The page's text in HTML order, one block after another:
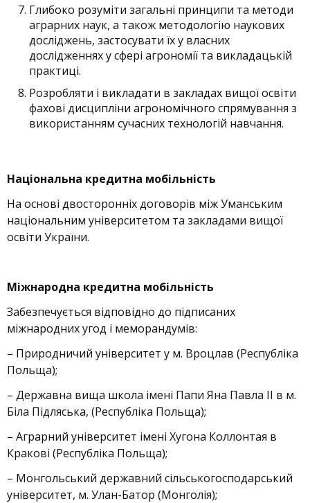
Глибоко розуміти загальні принципи та методи
аграрних наук, а також методологію наукових
досліджень, застосувати їх у власних
дослідженнях у сфері агрономії та викладацькій
практиці.
Розробляти і викладати в закладах вищої освіти
фахові дисципліни агрономічного спрямування з
використанням сучасних технологій навчання.
Національна кредитна мобільність
На основі двосторонніх договорів між Уманським
національним університетом та закладами вищої
освіти України.
Міжнародна кредитна мобільність
Забезпечується відповідно до підписаних
міжнародних угод і меморандумів:
– Природничий університет у м. Вроцлав (Республіка
Польща);
– Державна вища школа імені Папи Яна Павла ІІ в м.
Біла Підляська, (Республіка Польща);
– Аграрний університет імені Хугона Коллонтая в
Кракові (Республіка Польща);
– Монгольський державний сільськогосподарський
університет, м. Улан-Батор (Монголія);